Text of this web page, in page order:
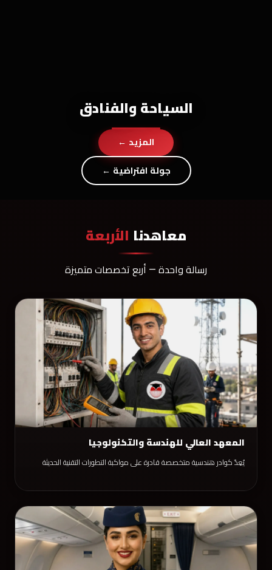
السياحة والفنادق
المزيد ←
جولة افتراضية ←
معاهدنا الأربعة
رسالة واحدة — أربع تخصصات متميزة
المعهد العالي للهندسة والتكنولوجيا
يُعِدّ كوادر هندسية متخصصة قادرة على مواكبة التطورات التقنية الحديثة